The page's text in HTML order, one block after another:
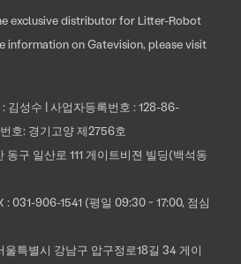
exclusive distributor for Litter-Robot
information on Gatevision, please visit
김성수 | 사업자등록번호 : 128-86-
호: 경기고양 제2756호
동구 일산로 111 게이트비젼 빌딩(백석동
: 031-906-1541 (평일 09:30 ~ 17:00, 점심
특별시 강남구 압구정로18길 34 게이